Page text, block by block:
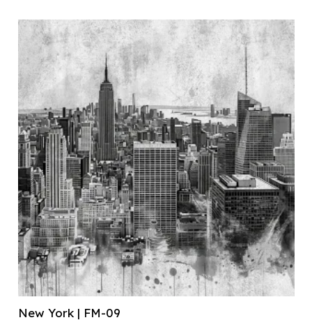
New York | FM-09